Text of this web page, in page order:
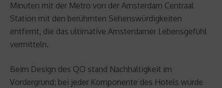
Minuten mit der Metro von der Amsterdam Centraal
Station mit den berühmten Sehenswürdigkeiten
entfernt, die das ultimative Amsterdamer Lebensgefühl
vermitteln.
Beim Design des QO stand Nachhaltigkeit im
Vordergrund; bei jeder Komponente des Hotels wurde